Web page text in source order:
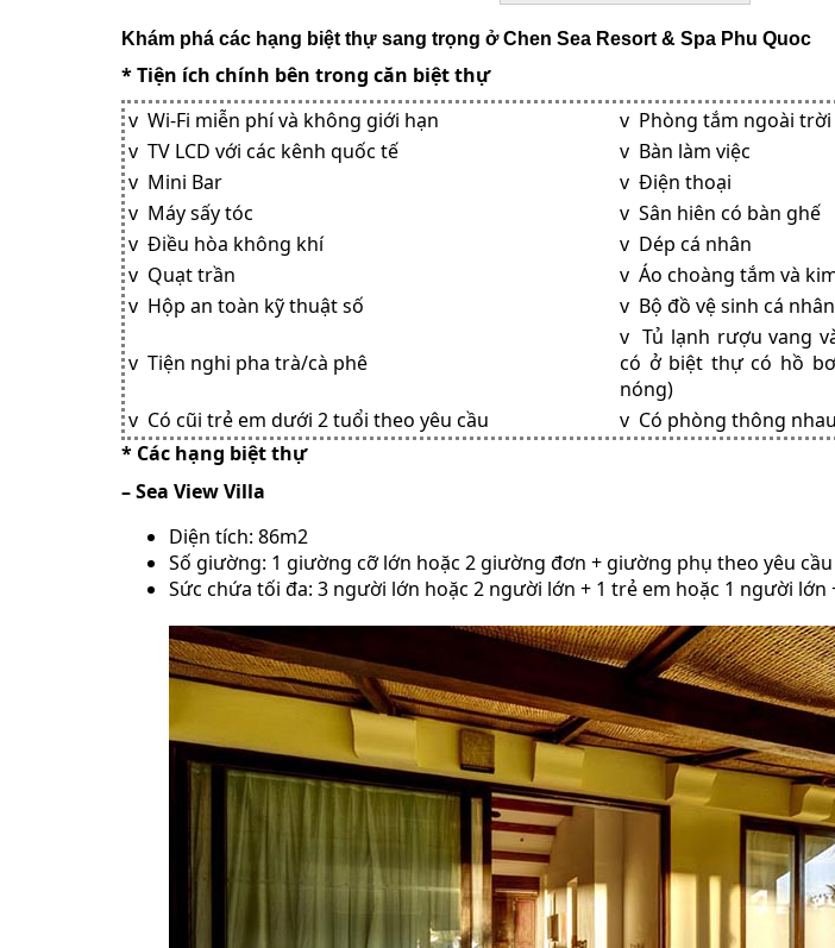
Khám phá các hạng biệt thự sang trọng ở Chen Sea Resort & Spa Phu Quoc
* Tiện ích chính bên trong căn biệt thự
v Wi-Fi miễn phí và không giới hạn
v Phòng tắm ngoài
v TV LCD với các kênh quốc tế
v Bàn làm việc
v Mini Bar
v Điện thoại
v Máy sấy tóc
v Sân hiên có bàn ghế
v Điều hòa không khí
v Dép cá nhân
v Quạt trần
v Áo choàng tắm và
v Hộp an toàn kỹ thuật số
v Bộ đồ vệ sinh cá
v Tiện nghi pha trà/cà phê
v Tủ lạnh rượu vang
có ở biệt thự có hồ
nóng)
v Có cũi trẻ em dưới 2 tuổi theo yêu cầu
v Có phòng thông
* Các hạng biệt thự
– Sea View Villa
Diện tích: 86m2
Số giường: 1 giường cỡ lớn hoặc 2 giường đơn + giường phụ theo yêu cầu
Sức chứa tối đa: 3 người lớn hoặc 2 người lớn + 1 trẻ em hoặc 1 người lớn